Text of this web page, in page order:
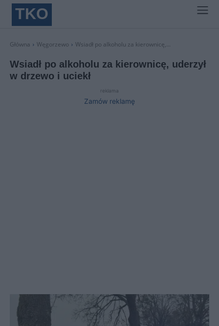
TKO
Główna Węgorzewo Wsiadł po alkoholu za kierownicę,...
Wsiadł po alkoholu za kierownicę, uderzył
w drzewo i uciekł
reklama
Zamów reklamę